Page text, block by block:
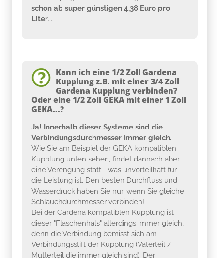
Gardena Kupplung verbinden?
Oder eine 1/2 Zoll GEKA mit einer 1 Zoll
GEKA...?
Ja! Innerhalb dieser Systeme sind die
Verbindungsdurchmesser immer gleich.
Wie Sie am Beispiel der GEKA kompatiblen
Kupplung unten sehen, findet dannach aber
eine Verengung statt - was unvorteilhaft für
die Leistung ist. Den besten Durchfluss und
Wasserdruck haben Sie nur, wenn Sie gleiche
Schlauchdurchmesser verbinden!
Bei der Gardena kompatiblen Kupplung ist
dieser "Flaschenhals" allerdings immer gleich,
denn die Verbindung bemisst sich am
Verbindungsstift der Kupplung (Vaterteil /
Mutterteil die immer gleich sind). Der
Durchlass liegt irgendwo um 1/2 Zoll. Es kann
deshalb bei größeren Druchmessern sinnvoll